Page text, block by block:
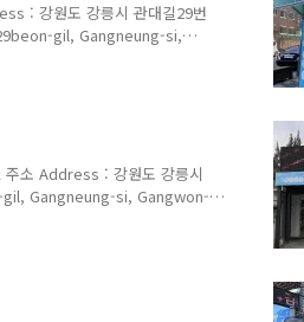
: 강원도 강릉시 관대길29번
gil, Gangneung-si,
영업 시간 Opening Hours :
Closed Every Saturday 메뉴
Chicken Rice, Fried..
소 Address : 강원도 강릉시
Gangneung-si, Gangwon-
Opening Hours : 매일
Every Sunday 메뉴 및 가격
원 7,000원 닭제육덮밥 Da..